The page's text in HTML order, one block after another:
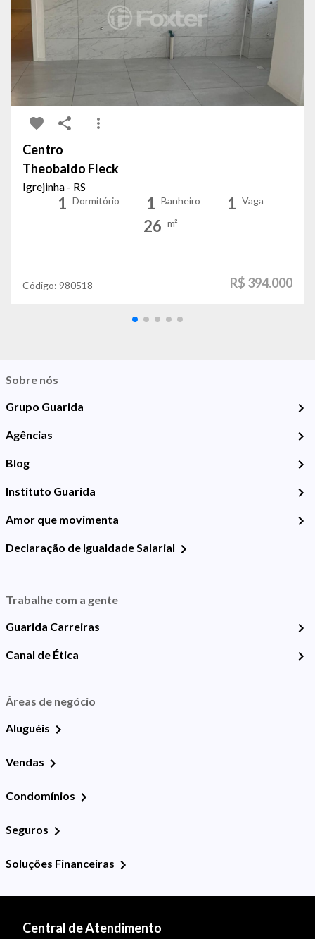
Centro
Theobaldo Fleck
Igrejinha - RS
1 Dormitório 1 Banheiro 1 Vaga
26 m²
Código: 980518 R$ 394.000
Sobre nós
Grupo Guarida
Agências
Blog
Instituto Guarida
Amor que movimenta
Declaração de Igualdade Salarial
Trabalhe com a gente
Guarida Carreiras
Canal de Ética
Áreas de negócio
Aluguéis
Vendas
Condomínios
Seguros
Soluções Financeiras
Central de Atendimento